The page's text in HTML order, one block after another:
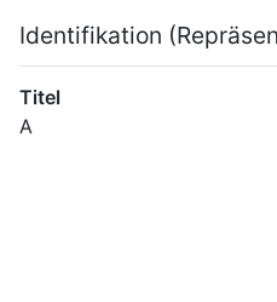
Identifikation
Titel
A